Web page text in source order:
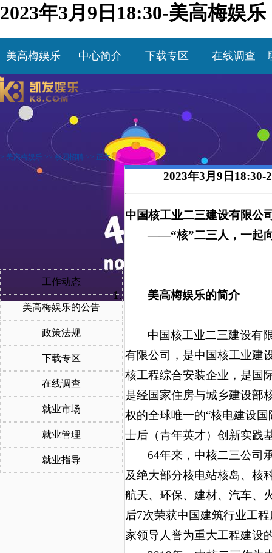
2023年3月9日18:30-美高梅娱乐
美高梅娱乐 中心简介 下载专区 在线调查
> 美高梅娱乐 >> 校园招聘 >> 正文
工作动态
美高梅娱乐的公告
政策法规
下载专区
在线调查
就业市场
就业管理
就业指导
2023年3月9日
中国核工业二三建设有限公
——“核”二三人，一起
美高梅娱乐的简介
中国核工业二三建设有
有限公司，是中国核工业建
核工程综合安装企业，是国
是经国家住房与城乡建设部
权的全球唯一的“核电建设
士后（青年英才）创新实践
64年来，中核二三公司
及绝大部分核电站核岛、核
航天、环保、建材、汽车、
后7次荣获中国建筑行业工
家领导人誉为重大工程建设